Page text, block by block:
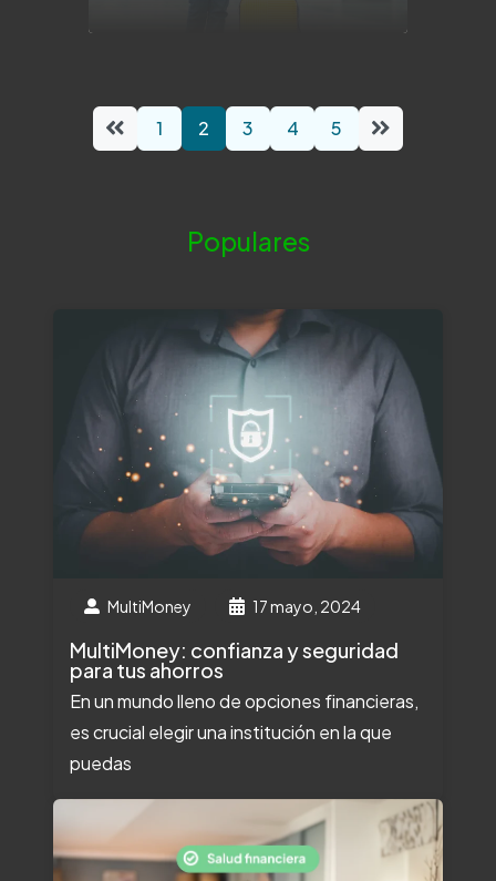
1 2 3 4 5
Populares
MultiMoney 17 mayo, 2024
MultiMoney: confianza y seguridad
para tus ahorros
En un mundo lleno de opciones financieras,
es crucial elegir una institución en la que
puedas